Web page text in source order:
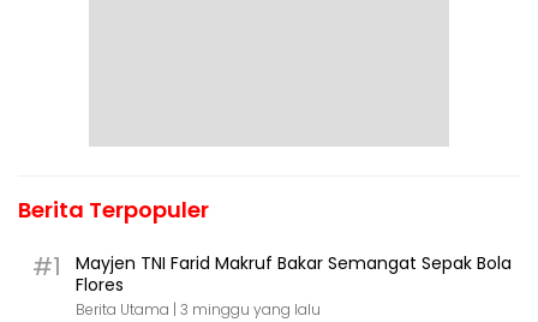
Berita Terpopuler
#1
Mayjen TNI Farid Makruf Bakar Semangat Sepak Bola
Flores
Berita Utama | 3 minggu yang lalu